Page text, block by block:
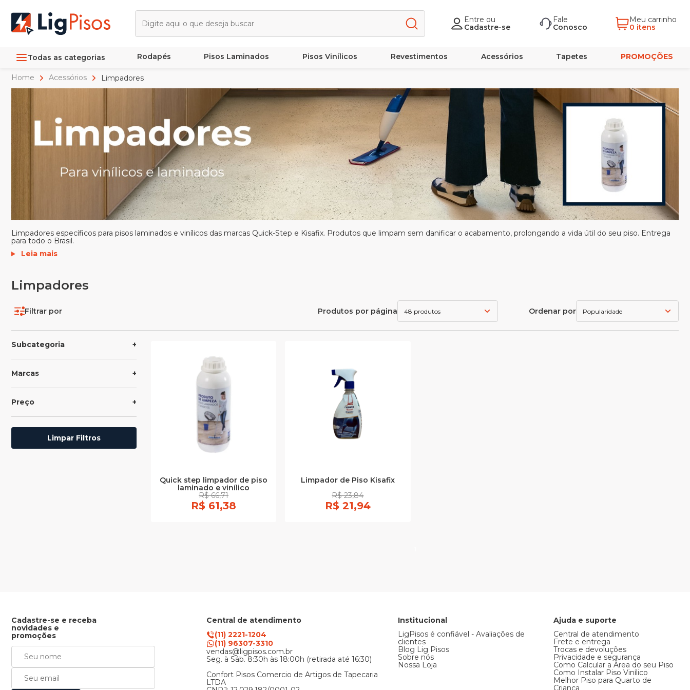
Entre ou
Cadastre-se
Fale
Conosco
Meu carrinho
0 itens
Todas as categorias Rodapés Pisos Laminados Pisos Vinílicos Revestimentos Acessórios Tapetes PROMOÇÕES
Home Acessórios Limpadores
Limpadores específicos para pisos laminados e vinílicos das marcas Quick-Step e Kisafix. Produtos que limpam sem danificar o acabamento, prolongando a vida útil do seu piso. Entrega
para todo o Brasil.
Leia mais
Limpadores
Filtrar por Produtos por página 48 produtos Ordenar por Popularidade
Subcategoria
Marcas
Preço
Limpar Filtros
Quick step limpador de piso
laminado e vinílico
R$ 66,71
R$ 61,38
Limpador de Piso Kisafix
R$ 23,84
R$ 21,94
Cadastre-se e receba
novidades e
promoções
Central de atendimento
(11) 2221-1204
(11) 96307-3310
vendas@ligpisos.com.br
Seg. à Sáb. 8:30h às 18:00h (retirada até 16:30)
Confort Pisos Comercio de Artigos de Tapecaria
LTDA
Institucional
LigPisos é confiável - Avaliações de
clientes
Blog Lig Pisos
Sobre nós
Nossa Loja
Ajuda e suporte
Central de atendimento
Frete e entrega
Trocas e devoluções
Privacidade e segurança
Como Calcular a Área do seu Piso
Como Instalar Piso Vinílico
Melhor Piso para Quarto de